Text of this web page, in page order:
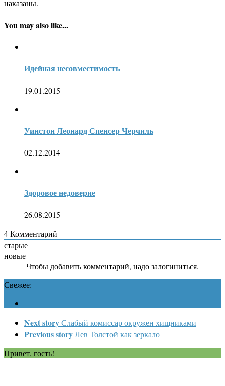
наказаны.
You may also like...
Идейная несовместимость
19.01.2015
Уинстон Леонард Спенсер Черчиль
02.12.2014
Здоровое недоверие
26.08.2015
4Комментарий
старые
новые
Чтобы добавить комментарий, надо залогиниться.
Свежее:
Next storyСлабый комиссар окружен хищниками
Previous storyЛев Толстой как зеркало
Привет, гость!